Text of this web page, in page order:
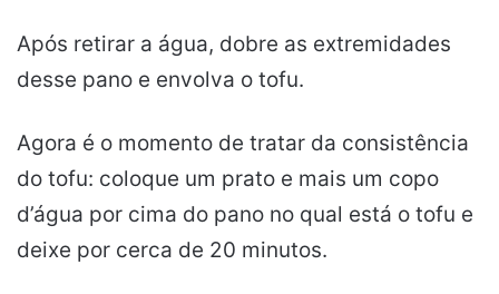
Após retirar a água, dobre as extremidades
desse pano e envolva o tofu.
Agora é o momento de tratar da consistência
do tofu: coloque um prato e mais um copo
d’água por cima do pano no qual está o tofu e
deixe por cerca de 20 minutos.